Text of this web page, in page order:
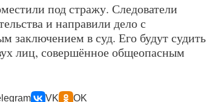
под стражу. Следователи
и направили дело с
заключением в суд. Его будут судить
лиц, совершённое общеопасным
VK OK